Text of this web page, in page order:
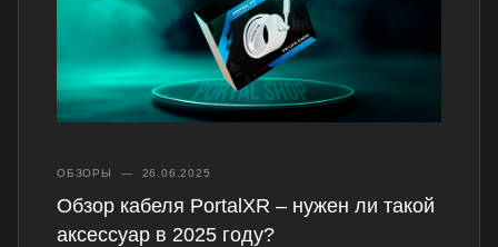
ОБЗОРЫ — 26.06.2025
Обзор кабеля PortalXR – нужен ли такой
аксессуар в 2025 году?